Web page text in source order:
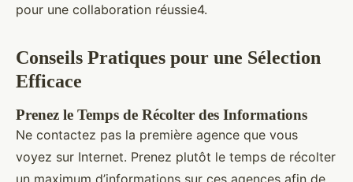
pour une collaboration réussie4.
Conseils Pratiques pour une Sélection
Efficace
Prenez le Temps de Récolter des Informations
Ne contactez pas la première agence que vous
voyez sur Internet. Prenez plutôt le temps de récolter
un maximum d’informations sur ces agences afin de